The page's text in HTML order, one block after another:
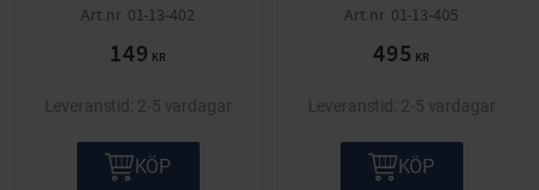
01-13-402
149 KR
2-5 vardagar
KÖP
01-13-405
495 KR
2-5 vardagar
KÖP